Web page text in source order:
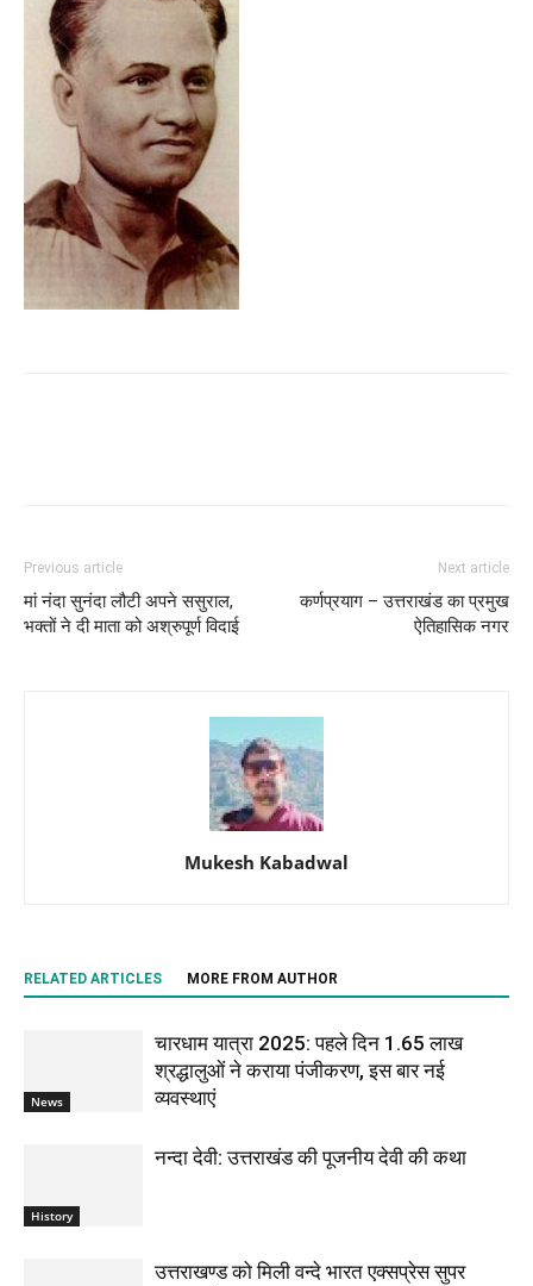
Previous article
मां नंदा सुनंदा लौटी अपने ससुराल,
भक्तों ने दी माता को अश्रुपूर्ण विदाई
Next article
कर्णप्रयाग – उत्तराखंड का प्रमुख
ऐतिहासिक नगर
Mukesh Kabadwal
RELATED ARTICLES MORE FROM AUTHOR
News
चारधाम यात्रा 2025: पहले दिन 1.65 लाख
श्रद्धालुओं ने कराया पंजीकरण, इस बार नई
व्यवस्थाएं
History
नन्दा देवी: उत्तराखंड की पूजनीय देवी की कथा
उत्तराखण्ड को मिली वन्दे भारत एक्सप्रेस सुपर